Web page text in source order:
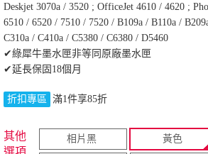
Deskjet 3070a / 3520 ; OfficeJet 4610 / 4620 ;
6510 / 6520 / 7510 / 7520 / B109a / B110a /
C310a / C410a / C5380 / C6380 / D5460
✔綠犀牛墨水匣非等同原廠墨水匣
✔延長保固18個月
折扣專區 滿1件享85折
其他
選項
相片黑 黃色